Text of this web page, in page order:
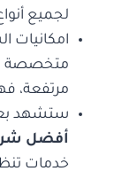
لجميع
امكانيات
متخصصة
مرتفعة،
ستشهد
أفضل
خدمات